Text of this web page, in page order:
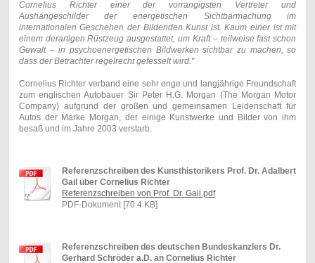
Cornelius Richter einer der vorrangigsten Vertreter und
Aushängeschilder der energetischen Sichtbarmachung im
internationalen Geschehen der Bildenden Kunst ist. Kaum einer ist mit
einem derartigen Rüstzeug ausgestattet, um Kraft – teilweise fast schon
Gewalt – in psychoenergetischen Bildwerken sichtbar zu machen, so
dass der Betrachter regelrecht gefesselt wird. "
Cornelius Richter verband eine sehr enge und langjährige Freundschaft
zum englischen Autobauer Sir Peter H.G. Morgan (The Morgan Motor
Company) aufgrund der großen und gemeinsamen Leidenschaft für
Autos der Marke Morgan, der einige Kunstwerke und Bilder von ihm
besaß und im Jahre 2003 verstarb.
Referenzschreiben des Kunsthistorikers Prof. Dr. Adalbert
Gail über Cornelius Richter
Referenzschreiben von Prof. Dr. Gail.pdf
PDF-Dokument [70.4 KB]
Referenzschreiben des deutschen Bundeskanzlers Dr.
Gerhard Schröder a.D. an Cornelius Richter